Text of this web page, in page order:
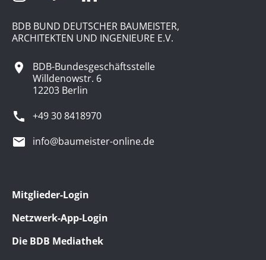
BDB BUND DEUTSCHER BAUMEISTER,
ARCHITEKTEN UND INGENIEURE E.V.
BDB-Bundesgeschäftsstelle
Willdenowstr. 6
12203 Berlin
+49 30 8418970
info@baumeister-online.de
Mitglieder-Login
Netzwerk-App-Login
Die BDB Mediathek